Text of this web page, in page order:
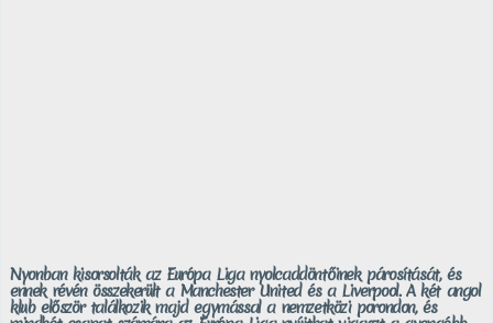
Nyonban kisorsolták az Európa Liga nyolcaddöntőinek párosítását, és
ennek révén összekerült a Manchester United és a Liverpool. A két angol
klub először találkozik majd egymással a nemzetközi porondon, és